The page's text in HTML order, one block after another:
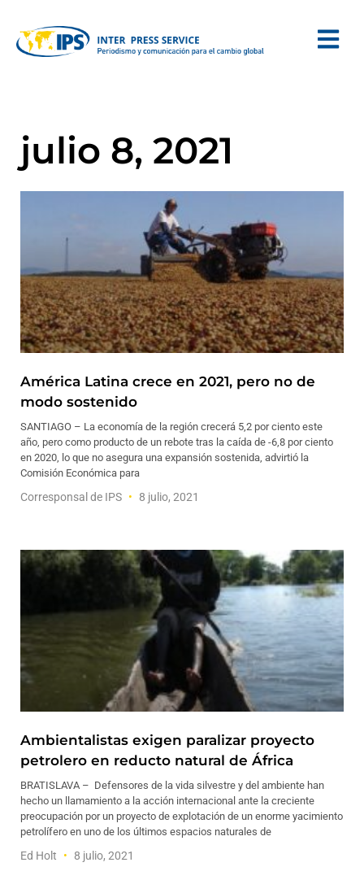
julio 8, 2021
América Latina crece en 2021, pero no de
modo sostenido
SANTIAGO – La economía de la región crecerá 5,2 por ciento este
año, pero como producto de un rebote tras la caída de -6,8 por ciento
en 2020, lo que no asegura una expansión sostenida, advirtió la
Comisión Económica para
Corresponsal de IPS 8 julio, 2021
Ambientalistas exigen paralizar proyecto
petrolero en reducto natural de África
BRATISLAVA – Defensores de la vida silvestre y del ambiente han
hecho un llamamiento a la acción internacional ante la creciente
preocupación por un proyecto de explotación de un enorme yacimiento
petrolífero en uno de los últimos espacios naturales de
Ed Holt 8 julio, 2021